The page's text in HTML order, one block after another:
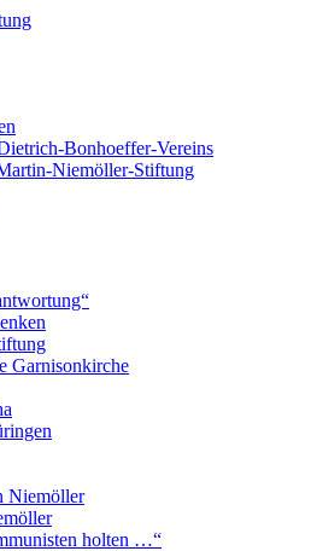
Bonhoeffer-Vereins
Niemöller-Stiftung
Garnisonkirche
Niemöller
holten …“